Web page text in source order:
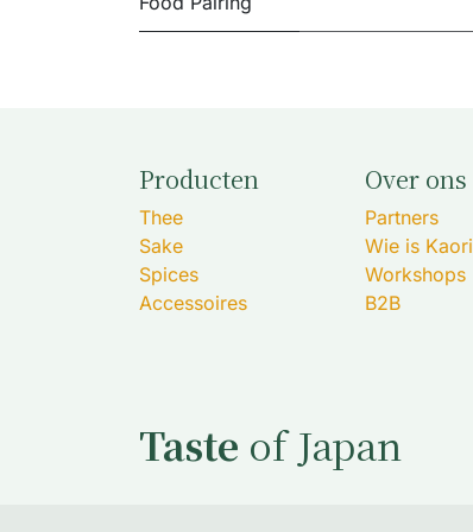
Producten
Thee
Sake
Spices
Accessoires
Over ons
Partners
Wie is Kaori
Workshops
B2B
Taste of Japan